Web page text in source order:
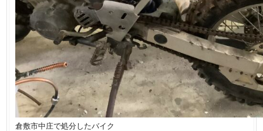
倉敷市中庄で処分したバイク